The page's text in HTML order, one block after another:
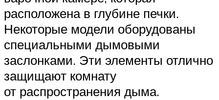
расположена в глубине печки.
Некоторые модели оборудованы
специальными дымовыми
заслонками. Эти элементы отлично
защищают комнату
от распространения дыма.